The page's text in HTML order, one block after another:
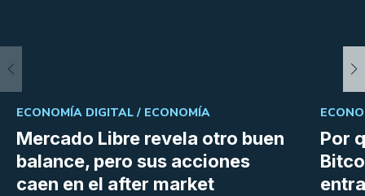
Mercado Libre revela otro buen
balance, pero sus acciones
caen en el after market
ECONOMÍA DIGITAL / ECONOMÍA
Por